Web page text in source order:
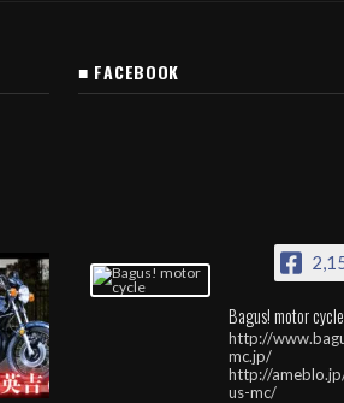
■ FACEBOOK
Bagus! motor cycle
http://
mc.jp/
http://
us-mc/